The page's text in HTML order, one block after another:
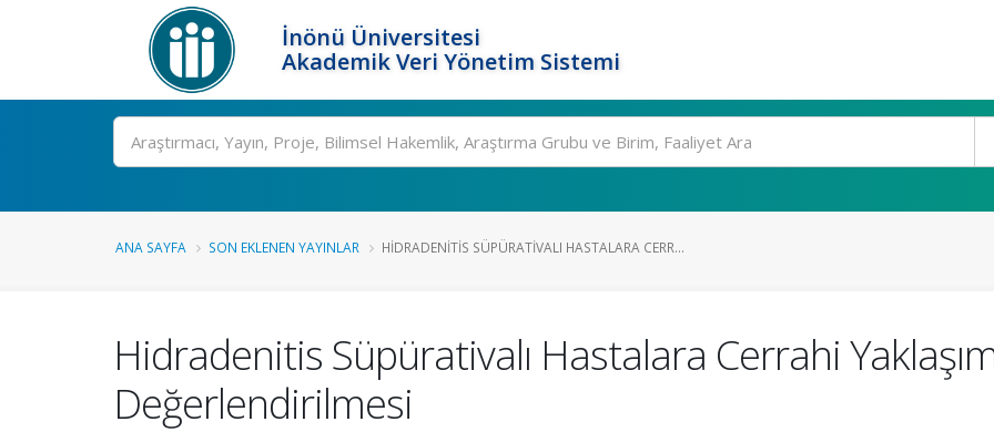
İnönü Üniversitesi
Akademik Veri Yönetim Sistemi
Ara
ANA SAYFA SON EKLENEN YAYINLAR HIDRADENITIS SÜPÜRATIVALI HASTALARA CERR...
Hidradenitis Süpürativalı Hastalara Cerrahi
Değerlendirilmesi